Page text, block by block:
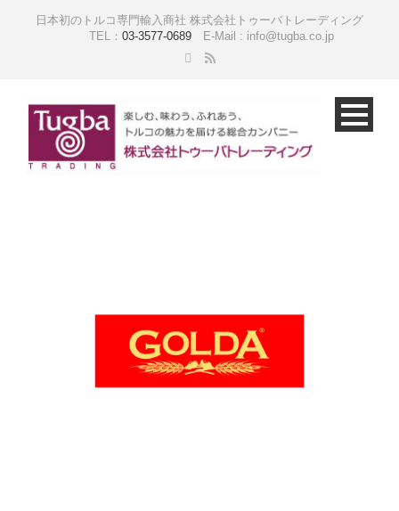
日本初のトルコ専門輸入商社 株式会社トゥーバトレーディング
TEL： 03-3577-0689E-Mail : info@tugba.co.jp